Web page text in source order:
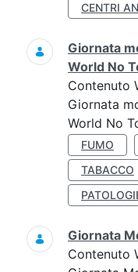
CENTRI
Giornata
World No
Contenuto
Giornata
World No
FUMO
TABACCO
Giornata
Contenuto